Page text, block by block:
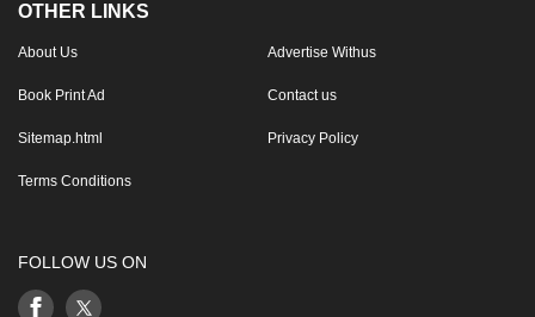
OTHER LINKS
About Us Advertise Withus
Book Print Ad Contact us
Sitemap.html Privacy Policy
Terms Conditions
FOLLOW US ON